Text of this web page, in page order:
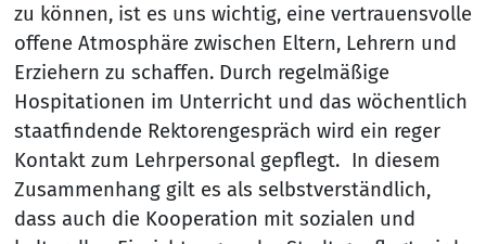
zu können, ist es uns wichtig, eine vertrauensvolle
offene Atmosphäre zwischen Eltern, Lehrern und
Erziehern zu schaffen. Durch regelmäßige
Hospitationen im Unterricht und das wöchentlich
staatfindende Rektorengespräch wird ein reger
Kontakt zum Lehrpersonal gepflegt. In diesem
Zusammenhang gilt es als selbstverständlich,
dass auch die Kooperation mit sozialen und